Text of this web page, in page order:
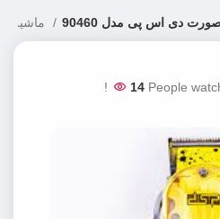
دی اس پی مدل 90460
14 People